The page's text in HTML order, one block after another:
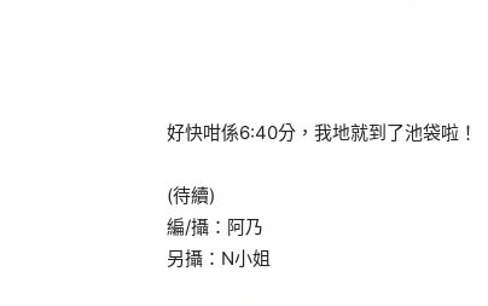
好快咁係6:40分，我地就到了池袋啦！
(待續)
編/攝：阿乃
另攝：N小姐